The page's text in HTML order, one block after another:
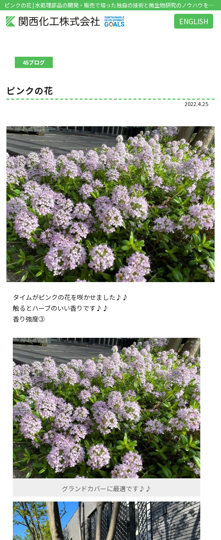
ピンクの花 | 水処理部品の開発・販売で培った独自の技術と微生物研究のノウハウを活かした環境関連ビジネス を展開
ENGLISH
45ブログ
ピンクの花
2022.4.25
タイムがピンクの花を咲かせました♪♪
触るとハーブのいい香りです♪♪
香り強度③
グランドカバーに最適です♪♪